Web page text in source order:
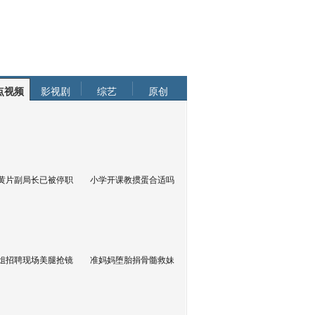
视频 影视剧 综艺 原创
片副局长已被停职 小学开课教掼蛋合适吗
招聘现场美腿抢镜 准妈妈堕胎捐骨髓救妹